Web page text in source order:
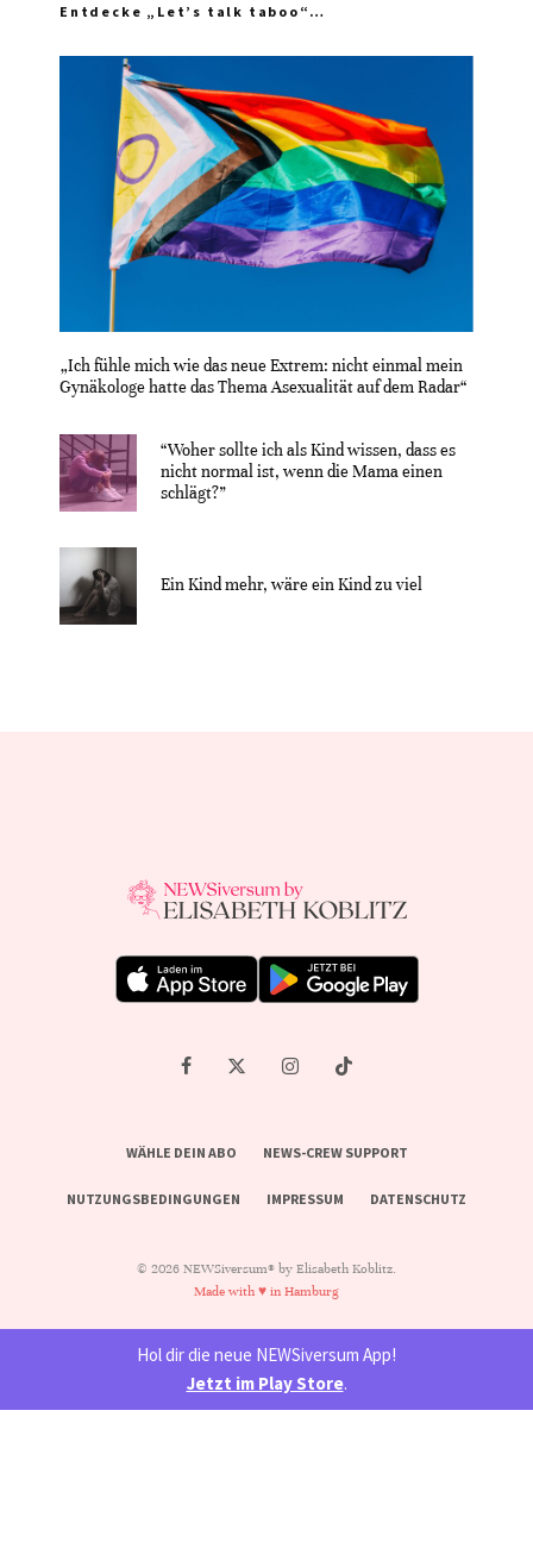
Entdecke „Let’s talk taboo“…
„Ich fühle mich wie das neue Extrem: nicht einmal mein
Gynäkologe hatte das Thema Asexualität auf dem Radar“
“Woher sollte ich als Kind wissen, dass es
nicht normal ist, wenn die Mama einen
schlägt?”
Ein Kind mehr, wäre ein Kind zu viel
WÄHLE DEIN ABO NEWS-CREW SUPPORT
NUTZUNGSBEDINGUNGEN IMPRESSUM DATENSCHUTZ
© 2026 NEWSiversum® by Elisabeth Koblitz.
Made with ♥ in Hamburg
Hol dir die neue NEWSiversum App!
Jetzt im Play Store.